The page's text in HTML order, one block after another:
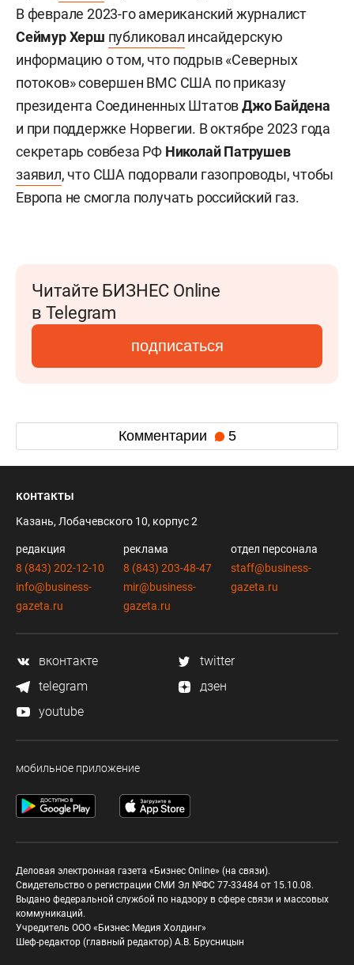
В феврале 2023-го американский журналист
Сеймур Херш публиковал инсайдерскую
информацию о том, что подрыв «Северных
потоков» совершен ВМС США по приказу
президента Соединенных ШтатовДжо Байдена
и при поддержке Норвегии. В октябре 2023 года
секретарь совбеза РФ Николай Патрушев
заявил, что США подорвали газопроводы, чтобы
Европа не смогла получать российский газ.
Читайте БИЗНЕС Online
в Telegram
подписаться
Комментарии 5
контакты
Казань, Лобачевского 10, корпус 2
редакция
8 (843) 202-12-10
info@business-
gazeta.ru
реклама
8 (843) 203-48-47
mir@business-
gazeta.ru
отдел персонала
staff@business-
gazeta.ru
вконтакте
twitter
telegram
дзен
youtube
мобильное приложение
Деловая электронная газета «Бизнес Online» (на связи).
Свидетельство о регистрации СМИ Эл №ФС 77-33484 от 15.10.08.
Выдано федеральной службой по надзору в сфере связи и массовых
коммуникаций.
Учредитель ООО «Бизнес Медия Холдинг»
Шеф-редактор (главный редактор) А.В. Брусницын